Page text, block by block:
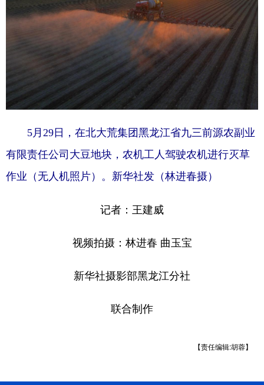
5月29日，在北大荒集团黑龙江省九三前源农副业
有限责任公司大豆地块，农机工人驾驶农机进行灭草
作业（无人机照片）。新华社发（林进春摄）
记者：王建威
视频拍摄：林进春 曲玉宝
新华社摄影部黑龙江分社
联合制作
【责任编辑:胡蓉】